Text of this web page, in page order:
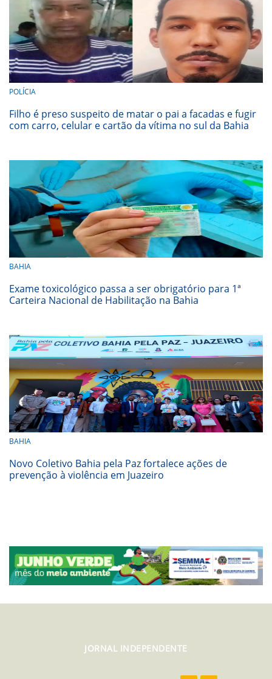
POLÍCIA
Filho é preso suspeito de matar o pai a facadas e fugir
com carro, celular e cartão da vítima no sul da Bahia
BAHIA
Exame toxicológico passa a ser obrigatório para 1ª
Carteira Nacional de Habilitação na Bahia
BAHIA
Novo Coletivo Bahia pela Paz fortalece ações de
prevenção à violência em Juazeiro
JORNAL INDEPENDENTE